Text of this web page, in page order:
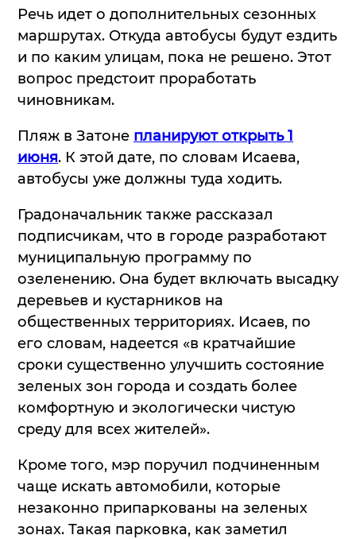
Речь идет о дополнительных сезонных
маршрутах. Откуда автобусы будут ездить
и по каким улицам, пока не решено. Этот
вопрос предстоит проработать
чиновникам.
Пляж в Затоне планируют открыть 1
июня. К этой дате, по словам Исаева,
автобусы уже должны туда ходить.
Градоначальник также рассказал
подписчикам, что в городе разработают
муниципальную программу по
озеленению. Она будет включать высадку
деревьев и кустарников на
общественных территориях. Исаев, по
его словам, надеется «в кратчайшие
сроки существенно улучшить состояние
зеленых зон города и создать более
комфортную и экологически чистую
среду для всех жителей».
Кроме того, мэр поручил подчиненным
чаще искать автомобили, которые
незаконно припаркованы на зеленых
зонах. Такая парковка, как заметил